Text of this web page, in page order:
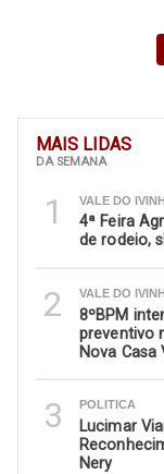
MAIS LIDAS
DA SEMANA
1 VALE DO
4ª Feira
de rodeio,
2 VALE DO
8ºBPM
preventivo
Nova Casa
3 POLITICA
Lucimar
Nery